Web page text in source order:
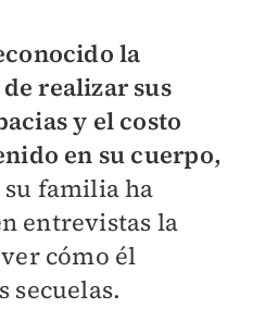
la
realizar sus
y el costo
en su cuerpo,
familia ha
entrevistas la
cómo él
secuelas.